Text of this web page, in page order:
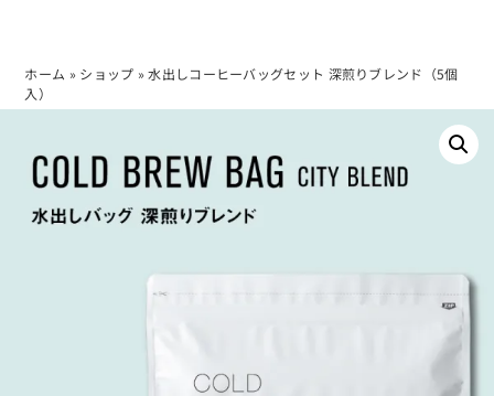
ホーム » ショップ »水出しコーヒーバッグセット 深煎りブレンド（5個
入）